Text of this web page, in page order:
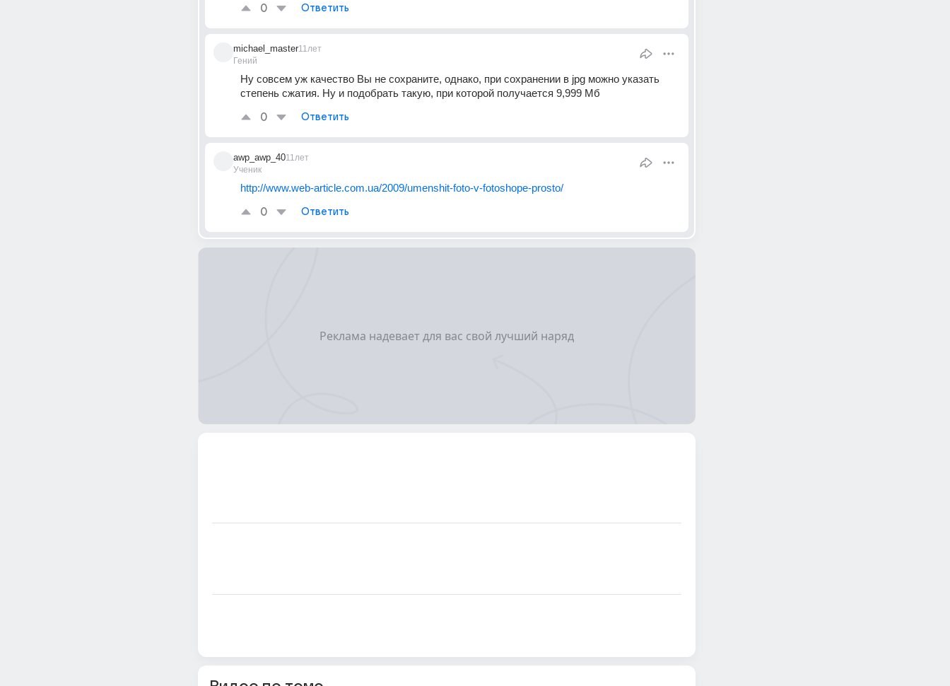
0 Ответить
michael_master
Гений
11лет
Ну совсем уж качество Вы не сохраните, однако, при сохранении в jpg можно указать
степень сжатия. Ну и подобрать такую, при которой получается 9,999 Мб
0 Ответить
awp_awp_40
Ученик
11лет
http://www.web-article.com.ua/2009/umenshit-foto-v-fotoshope-prosto/
0 Ответить